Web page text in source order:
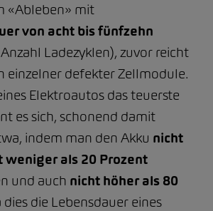
«Ableben» mit
von acht bis fünfzehn
Ladezyklen), zuvor reicht
einzelner defekter Zellmodule.
Elektroautos das teuerste
es sich, schonend damit
indem man den Akku nicht
weniger als 20 Prozent
und auch nicht höher als 80
dies die Lebensdauer eines